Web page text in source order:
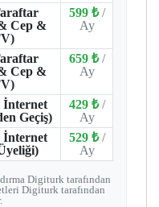
Cep &
599 ₺ /
Ay
Cep &
659 ₺ /
Ay
İnternet
Geçiş)
429 ₺ /
Ay
İnternet
529 ₺ /
Ay
Digiturk tarafından
Digiturk tarafından